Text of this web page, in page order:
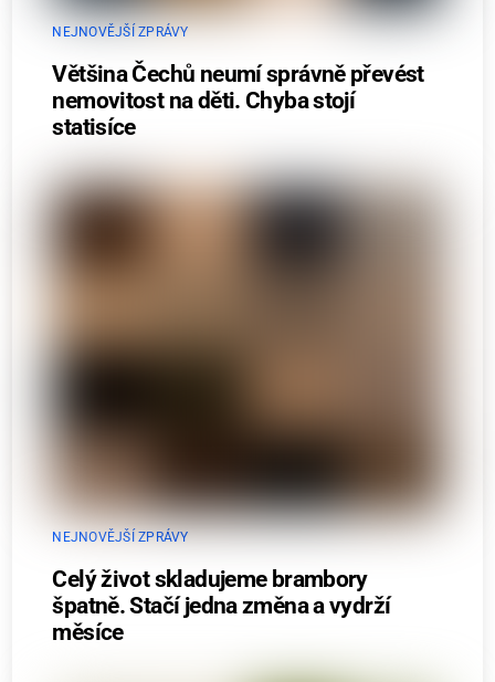
NEJNOVĚJŠÍ ZPRÁVY
Většina Čechů neumí správně převést
nemovitost na děti. Chyba stojí
statisíce
NEJNOVĚJŠÍ ZPRÁVY
Celý život skladujeme brambory
špatně. Stačí jedna změna a vydrží
měsíce